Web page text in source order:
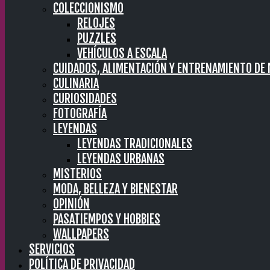
COLECCIONISMO
RELOJES
PUZZLES
VEHÍCULOS A ESCALA
CUIDADOS, ALIMENTACIÓN Y ENTRENAMIENTO DE
CULINARIA
CURIOSIDADES
FOTOGRAFÍA
LEYENDAS
LEYENDAS TRADICIONALES
LEYENDAS URBANAS
MISTERIOS
MODA, BELLEZA Y BIENESTAR
OPINIÓN
PASATIEMPOS Y HOBBIES
WALLPAPERS
SERVICIOS
POLÍTICA DE PRIVACIDAD